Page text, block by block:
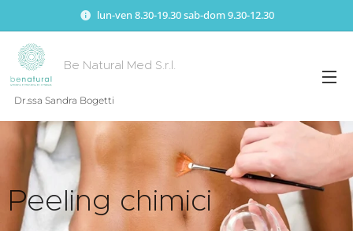
lun-ven 8.30-19.30 sab-dom 9.30-12.30
Be Natural Med S.r.l.
Dr.ssa Sandra Bogetti
Peeling chimici